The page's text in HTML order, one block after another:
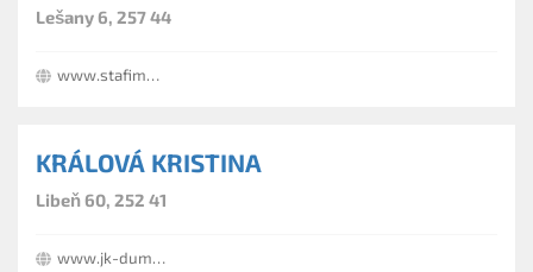
Lešany 6, 257 44
www.stafima.cz
KRÁLOVÁ KRISTINA
Libeň 60, 252 41
www.jk-dumservis.cz